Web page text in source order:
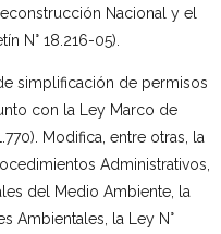
Nacional y el
N° 18.216-05).
simplificación de permisos
con la Ley Marco de
Modifica, entre otras, la
Administrativos,
del Medio Ambiente, la
Ambientales, la Ley N°